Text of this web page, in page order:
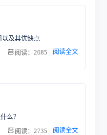
及其优缺点
阅读：2685 阅读全文
么？
阅读：2735 阅读全文